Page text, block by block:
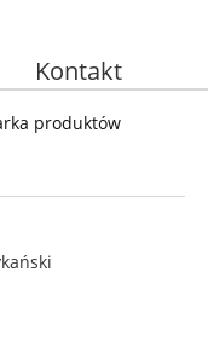
Kontakt
produktów